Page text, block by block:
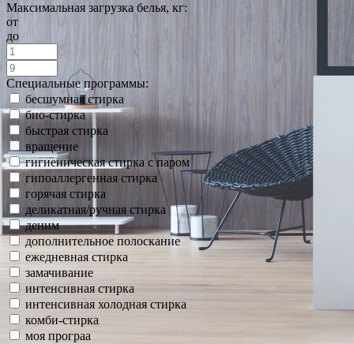
Максимальная загрузка белья, кг:
от
до
Специальные программы:
бесшумная стирка
био-стирка
быстрая стирка
вращение
гигиеническая стирка с паром
гипоаллергенная стирка
горячая стирка
деликатная/ручная стирка
деним
дополнительное полоскание
ежедневная стирка
замачивание
интенсивная стирка
интенсивная холодная стирка
комби-стирка
моя програа